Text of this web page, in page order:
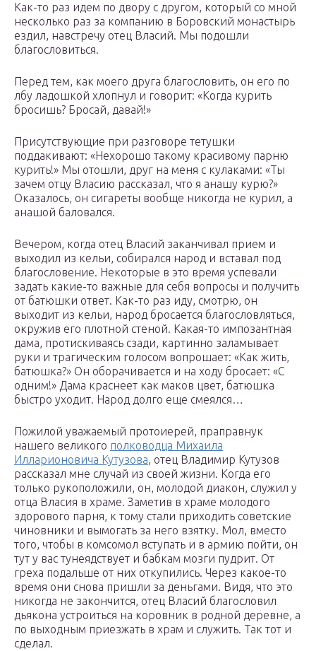
Как-то раз идем по двору с другом, который со мной
несколько раз за компанию в Боровский монастырь
ездил, навстречу отец Власий. Мы подошли
благословиться.
Перед тем, как моего друга благословить, он его по
лбу ладошкой хлопнул и говорит: «Когда курить
бросишь? Бросай, давай!»
Присутствующие при разговоре тетушки
поддакивают: «Нехорошо такому красивому парню
курить!» Мы отошли, друг на меня с кулаками: «Ты
зачем отцу Власию рассказал, что я анашу курю?»
Оказалось, он сигареты вообще никогда не курил, а
анашой баловался.
Вечером, когда отец Власий заканчивал прием и
выходил из кельи, собирался народ и вставал под
благословение. Некоторые в это время успевали
задать какие-то важные для себя вопросы и получить
от батюшки ответ. Как-то раз иду, смотрю, он
выходит из кельи, народ бросается благословляться,
окружив его плотной стеной. Какая-то импозантная
дама, протискиваясь сзади, картинно заламывает
руки и трагическим голосом вопрошает: «Как жить,
батюшка?» Он оборачивается и на ходу бросает: «С
одним!» Дама краснеет как маков цвет, батюшка
быстро уходит. Народ долго еще смеялся…
Пожилой уважаемый протоиерей, праправнук
нашего великого полководца Михаила
Илларионовича Кутузова, отец Владимир Кутузов
рассказал мне случай из своей жизни. Когда его
только рукоположили, он, молодой диакон, служил у
отца Власия в храме. Заметив в храме молодого
здорового парня, к тому стали приходить советские
чиновники и вымогать за него взятку. Мол, вместо
того, чтобы в комсомол вступать и в армию пойти, он
тут у вас тунеядствует и бабкам мозги пудрит. От
греха подальше от них откупились. Через какое-то
время они снова пришли за деньгами. Видя, что это
никогда не закончится, отец Власий благословил
дьякона устроиться на коровник в родной деревне, а
по выходным приезжать в храм и служить. Так тот и
сделал.